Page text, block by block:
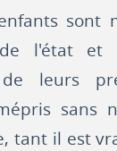
sont
l'état et
leurs
sans
tant il est